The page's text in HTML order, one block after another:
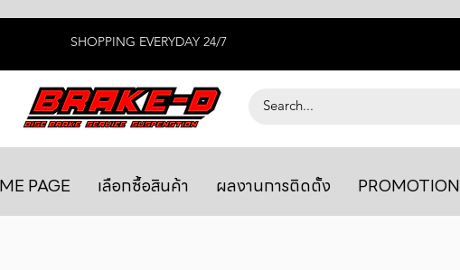
SHOPPING EVERYDAY 24/7
PAGE เลือกซื้อสินค้า ผลงานการติดตั้ง PROMOTION